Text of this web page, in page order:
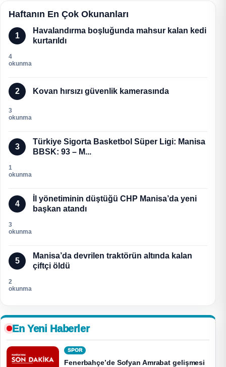
Haftanın En Çok Okunanları
1
Havalandırma boşluğunda mahsur kalan kedi
kurtarıldı
4
okunma
2 Kovan hırsızı güvenlik kamerasında
3
okunma
3
Türkiye Sigorta Basketbol Süper Ligi: Manisa
BBSK: 93 – M...
1
okunma
4
İl yönetiminin düştüğü CHP Manisa’da yeni
başkan atandı
3
okunma
5
Manisa’da devrilen traktörün altında kalan
çiftçi öldü
2
okunma
En Yeni Haberler
SPOR
Fenerbahçe’de Sofyan Amrabat gelişmesi